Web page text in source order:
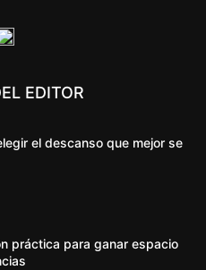
EDITOR
el descanso que mejor se
práctica para ganar espacio